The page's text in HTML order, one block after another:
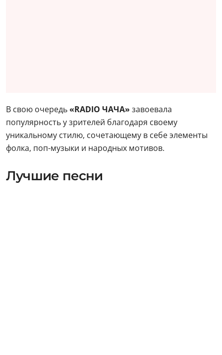
В свою очередь«RADIO ЧАЧА» завоевала
популярность у зрителей благодаря своему
уникальному стилю, сочетающему в себе элементы
фолка, поп-музыки и народных мотивов.
Лучшие песни